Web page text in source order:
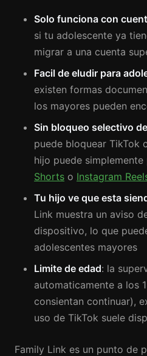
Solo funciona con
si tu adolescente ya
migrar a una cuenta
Facil de eludir para
existen formas
los mayores pueden
Sin bloqueo selectivo
puede bloquear TikTok
hijo puede simplemente
Shorts o Instagram
Tu hijo ve que esta
Link muestra un aviso
dispositivo, lo que
adolescentes mayores
Limite de edad: la
automaticamente a los
consientan continuar),
uso de TikTok suele
Family Link es un punto de